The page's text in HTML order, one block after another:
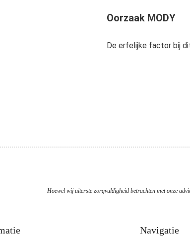
Oorzaak MODY
De erfelijke factor bij
Hoewel wij uiterste zorgvuldigheid betrachten met onze
Navigatie